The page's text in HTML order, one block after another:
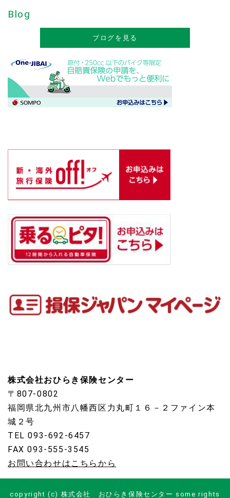
Blog
ブログを見る
株式会社おひらき保険センター
〒807-0802
福岡県北九州市八幡西区力丸町１６－２ファイン本
城２号
TEL 093-692-6457
FAX 093-555-3545
お問い合わせはこちらから
copyright (c) 株式会社 おひらき保険センター some rights